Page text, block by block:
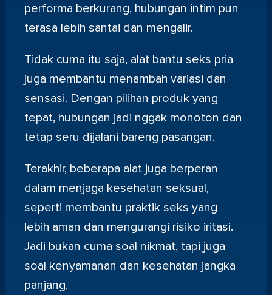
performa berkurang, hubungan intim pun
terasa lebih santai dan mengalir.
Tidak cuma itu saja, alat bantu seks pria
juga membantu menambah variasi dan
sensasi. Dengan pilihan produk yang
tepat, hubungan jadi nggak monoton dan
tetap seru dijalani bareng pasangan.
Terakhir, beberapa alat juga berperan
dalam menjaga kesehatan seksual,
seperti membantu praktik seks yang
lebih aman dan mengurangi risiko iritasi.
Jadi bukan cuma soal nikmat, tapi juga
soal kenyamanan dan kesehatan jangka
panjang.